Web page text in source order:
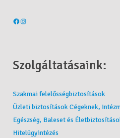
Szolgáltatásaink:
Szakmai felelősségbiztosítások
Üzleti biztosítások Cégeknek,
Egészség, Baleset és
Hitelügyintézés